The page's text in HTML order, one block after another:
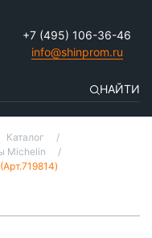
+7 (495) 106-36-46
info@shinprom.ru
НАЙТИ
Каталог
Michelin